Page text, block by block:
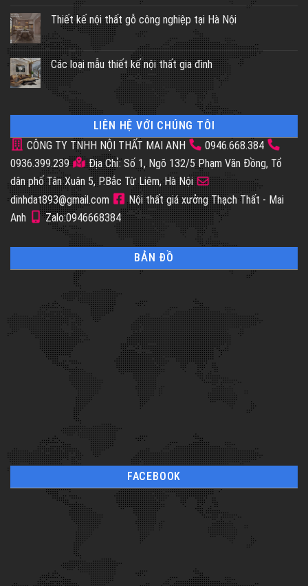
Thiết kế nội thất gỗ công nghiệp tại Hà Nội
Các loại mẫu thiết kế nội thất gia đình
LIÊN HỆ VỚI CHÚNG TÔI
CÔNG TY TNHH NỘI THẤT MAI ANH
0946.668.384
0936.399.239
Địa Chỉ: Số 1, Ngõ 132/5 Phạm Văn Đồng, Tổ
dân phố Tân Xuân 5, P.Bắc Từ Liêm, Hà Nội
dinhdat893@gmail.com
Nội thất giá xưởng Thạch Thất - Mai
Anh
Zalo:0946668384
BẢN ĐỒ
FACEBOOK